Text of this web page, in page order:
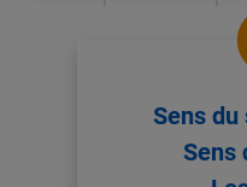
Sens
Sens